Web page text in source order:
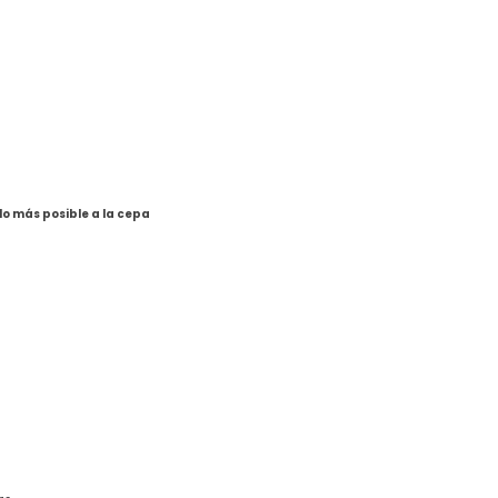
más posible a la cepa